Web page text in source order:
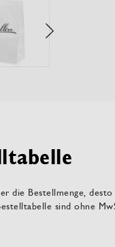
die Bestellmenge,
sind ohne